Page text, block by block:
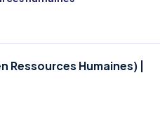
Ressources Humaines) |